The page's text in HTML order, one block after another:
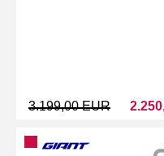
3.199,00 EUR